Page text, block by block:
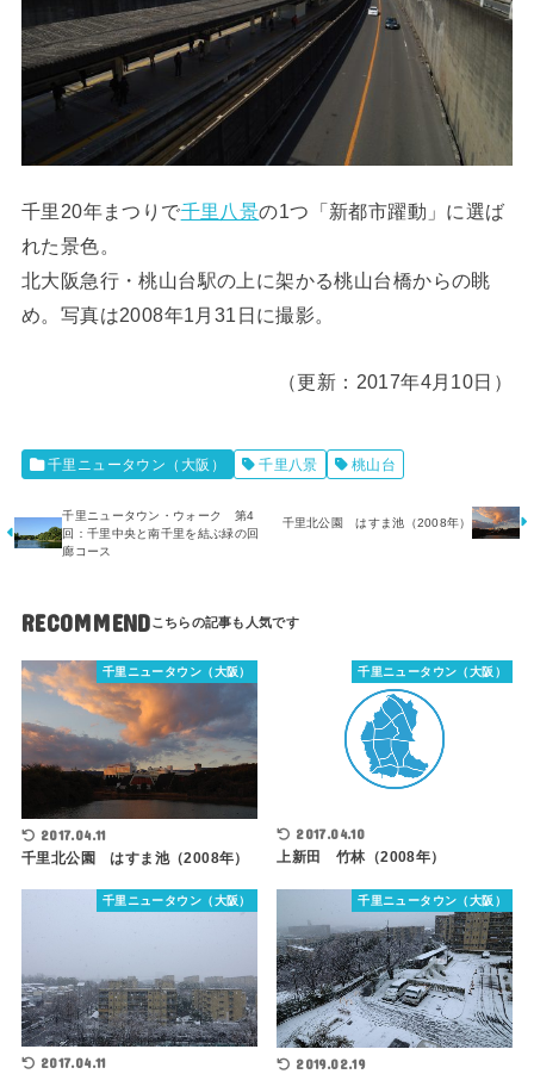
千里20年まつりで千里八景の1つ「新都市躍動」に選ば
れた景色。
北大阪急行・桃山台駅の上に架かる桃山台橋からの眺
め。写真は2008年1月31日に撮影。
（更新：2017年4月10日）
千里ニュータウン（大阪） 千里八景 桃山台
千里ニュータウン・ウォーク 第4
回：千里中央と南千里を結ぶ緑の回
廊コース
千里北公園 はすま池（2008年）
RECOMMEND
千里ニュータウン（大阪）
2017.04.11
千里北公園 はすま池（2008年）
千里ニュータウン（大阪）
2017.04.10
上新田 竹林（2008年）
千里ニュータウン（大阪）
2017.04.11
千里ニュータウン（大阪）
2019.02.19